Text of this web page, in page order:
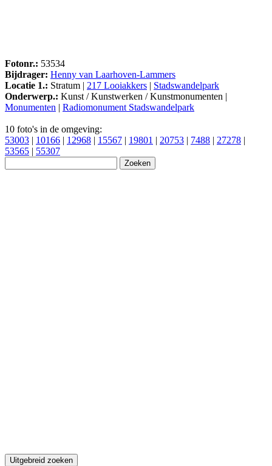
Fotonr.: 53534
Bijdrager: Henny van Laarhoven-Lammers
Locatie 1.: Stratum | 217 Looiakkers | Stadswandelpark
Onderwerp.: Kunst / Kunstwerken / Kunstmonumenten |
Monumenten | Radiomonument Stadswandelpark
10 foto's in de omgeving:
53003 | 10166 | 12968 | 15567 | 19801 | 20753 | 7488 | 27278 |
53565 | 55307